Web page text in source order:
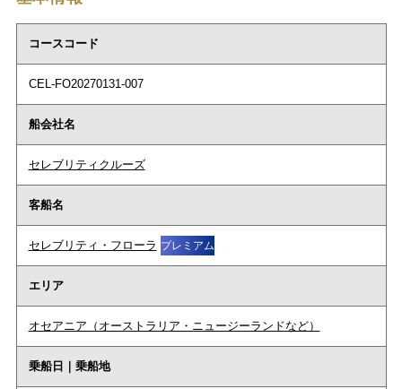
コースコード
CEL-FO20270131-007
船会社名
セレブリティクルーズ
客船名
セレブリティ・フローラ プレミアム
エリア
オセアニア（オーストラリア・ニュージーランドなど）
乗船日｜乗船地